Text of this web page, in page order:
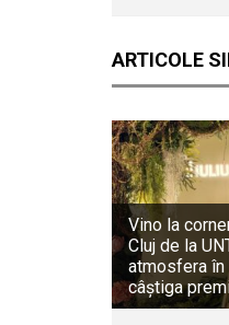
ARTICOLE
Vino la
Cluj de la
atmosfera
câștiga